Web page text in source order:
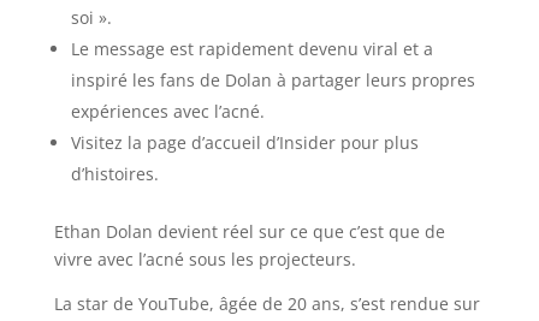
soi ».
Le message est rapidement devenu viral et a
inspiré les fans de Dolan à partager leurs propres
expériences avec l’acné.
Visitez la page d’accueil d’Insider pour plus
d’histoires.
Ethan Dolan devient réel sur ce que c’est que de
vivre avec l’acné sous les projecteurs.
La star de YouTube, âgée de 20 ans, s’est rendue sur